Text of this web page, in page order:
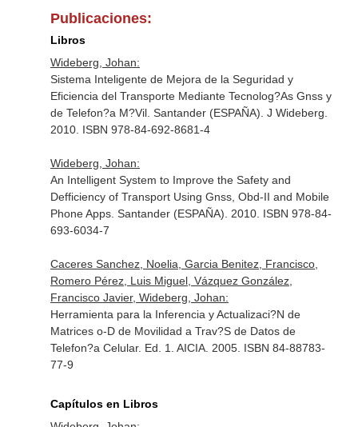
Publicaciones:
Libros
Wideberg, Johan:
Sistema Inteligente de Mejora de la Seguridad y
Eficiencia del Transporte Mediante Tecnolog?As Gnss y
de Telefon?a M?Vil. Santander (ESPAÑA). J Wideberg.
2010. ISBN 978-84-692-8681-4
Wideberg, Johan:
An Intelligent System to Improve the Safety and
Defficiency of Transport Using Gnss, Obd-II and Mobile
Phone Apps. Santander (ESPAÑA). 2010. ISBN 978-84-
693-6034-7
Caceres Sanchez, Noelia, Garcia Benitez, Francisco,
Romero Pérez, Luis Miguel, Vázquez González,
Francisco Javier, Wideberg, Johan:
Herramienta para la Inferencia y Actualizaci?N de
Matrices o-D de Movilidad a Trav?S de Datos de
Telefon?a Celular. Ed. 1. AICIA. 2005. ISBN 84-88783-
77-9
Capítulos en Libros